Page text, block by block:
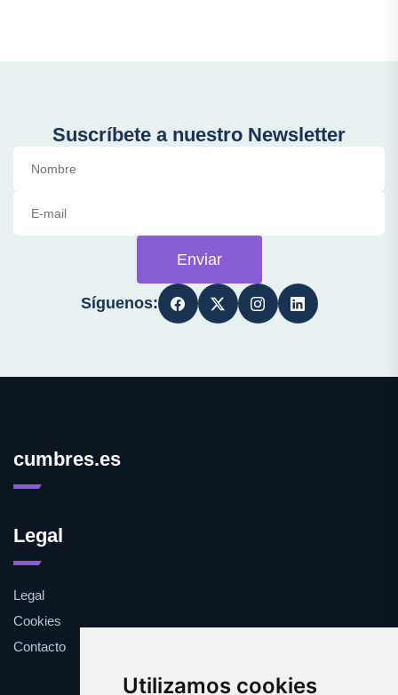
Utilizamos cookies
Suscríbete a nuestro Newsletter
Enviar
Síguenos:
cumbres.es
Legal
Legal
Cookies
Contacto